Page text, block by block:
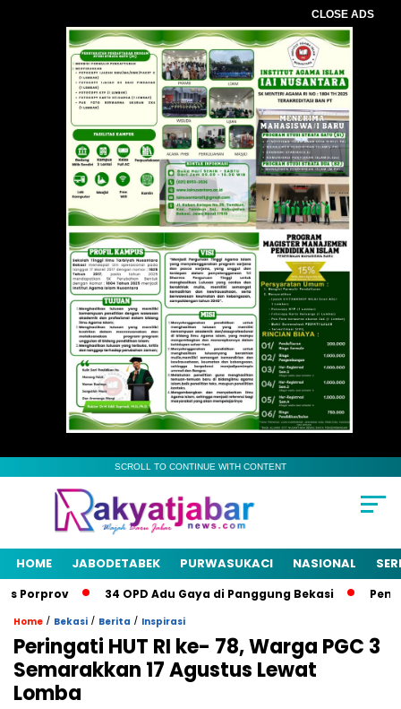
CLOSE ADS
SCROLL TO CONTINUE WITH CONTENT
HOME JABODETABEK PURWASUKACI NASIONAL
34 OPD Adu Gaya di Panggung Bekasi
Home / Bekasi / Berita / Inspirasi
Peringati HUT RI ke- 78, Warga PGC 3
Semarakkan 17 Agustus Lewat
Lomba